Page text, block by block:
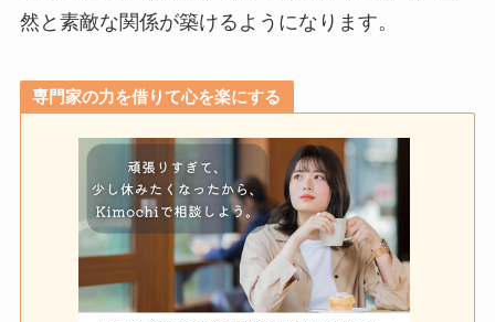
然と素敵な関係が築けるようになります。
専門家の力を借りて心を楽にする